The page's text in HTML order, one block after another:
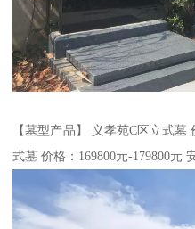
【墓型产品】 义孝苑C区立式墓
式墓 价格：169800元-179800元